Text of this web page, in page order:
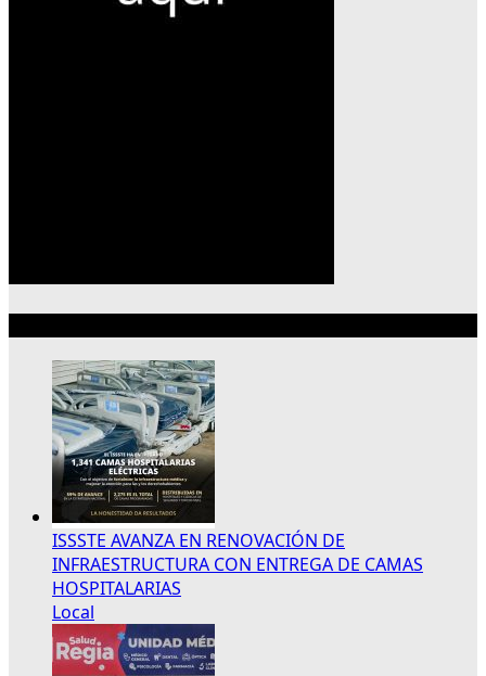
ISSSTE AVANZA EN RENOVACIÓN DE
INFRAESTRUCTURA CON ENTREGA DE CAMAS
HOSPITALARIAS
Local